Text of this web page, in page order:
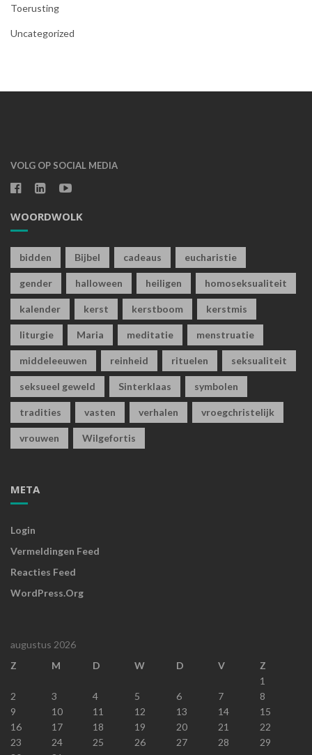
Toerusting
Uncategorized
VOLG OP SOCIAL MEDIA
WOORDWOLK
bidden Bijbel cadeaus eucharistie
gender halloween heiligen homoseksualiteit
kalender kerst kerstboom kerstmis
liturgie Maria meditatie menstruatie
middeleeuwen reinheid rituelen seksualiteit
seksueel geweld Sinterklaas symbolen
tradities vasten verhalen vroegchristelijk
vrouwen Wilgefortis
META
Login
Vermeldingen Feed
Reacties Feed
WordPress.org
augustus 2026
Z
M D W D V
Z
1
2
3 4 5 6 7
8
9
10 11 12 13 14
15
16
17 18 19 20 21
22
23
24 25 26 27 28
29